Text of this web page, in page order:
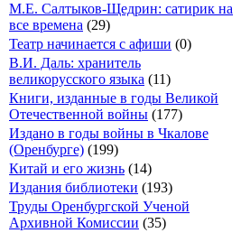
М.Е. Салтыков-Щедрин: сатирик на
все времена (29)
Театр начинается с афиши (0)
В.И. Даль: хранитель
великорусского языка (11)
Книги, изданные в годы Великой
Отечественной войны (177)
Издано в годы войны в Чкалове
(Оренбурге) (199)
Китай и его жизнь (14)
Издания библиотеки (193)
Труды Оренбургской Ученой
Архивной Комиссии (35)